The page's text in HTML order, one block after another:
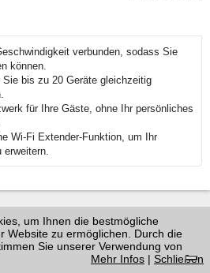
verbunden, sodass Sie
können.
Sie bis zu 20 Geräte gleichzeitig
für Ihre Gäste, ohne Ihr persönliches
Wi-Fi Extender-Funktion, um Ihr
erweitern.
um Ihnen die bestmögliche
Website zu ermöglichen. Durch die
Sie unserer Verwendung von
Mehr Infos | Schließen